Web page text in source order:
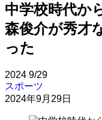
中学校時代か
森俊介が秀才
った
2024 9/29
スポーツ
2024年9月29日